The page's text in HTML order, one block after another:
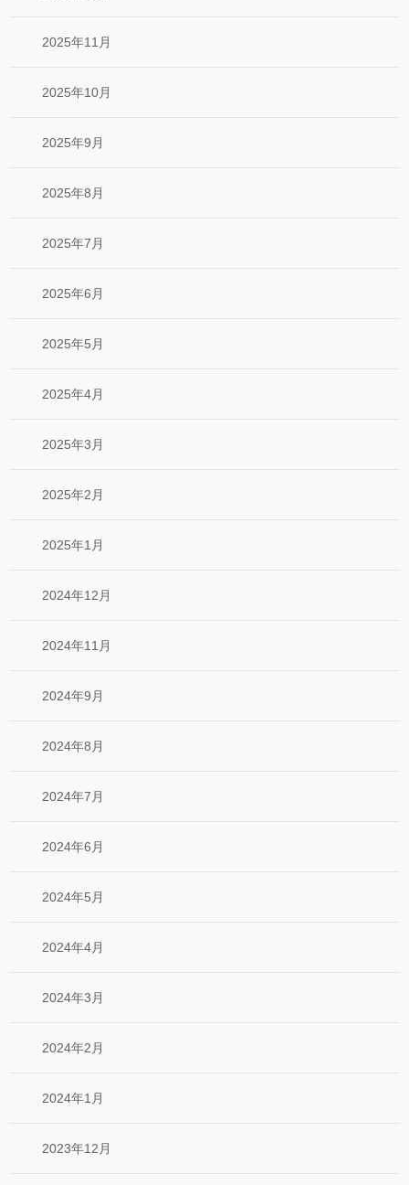
2025年11月
2025年10月
2025年9月
2025年8月
2025年7月
2025年6月
2025年5月
2025年4月
2025年3月
2025年2月
2025年1月
2024年12月
2024年11月
2024年9月
2024年8月
2024年7月
2024年6月
2024年5月
2024年4月
2024年3月
2024年2月
2024年1月
2023年12月